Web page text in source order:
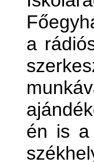
a
én is a